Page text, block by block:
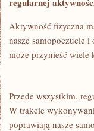
Aktywność fizyczna‍
⁣nasze ⁢samopoczucie⁣
może przynieść wiele⁤
Przede wszystkim,
W trakcie
poprawiają nasze